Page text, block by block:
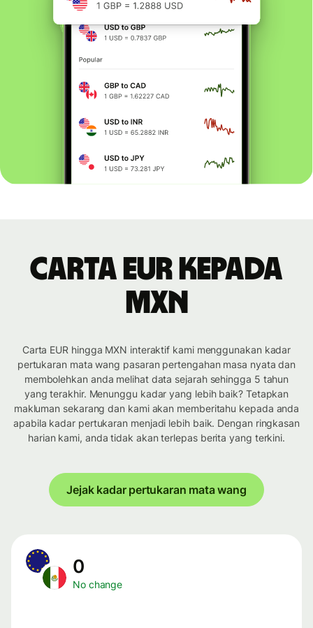
Carta EUR kepada
MXN
Carta EUR hingga MXN interaktif kami menggunakan kadar
pertukaran mata wang pasaran pertengahan masa nyata dan
membolehkan anda melihat data sejarah sehingga 5 tahun
yang terakhir. Menunggu kadar yang lebih baik? Tetapkan
makluman sekarang dan kami akan memberitahu kepada anda
apabila kadar pertukaran menjadi lebih baik. Dengan ringkasan
harian kami, anda tidak akan terlepas berita yang terkini.
Jejak kadar pertukaran mata wang
0
No change